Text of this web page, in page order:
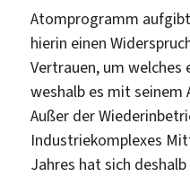
Atomprogramm
hierin einen
Vertrauen, um
weshalb es mit
Außer der
Industriekomplexes
Jahres hat sich